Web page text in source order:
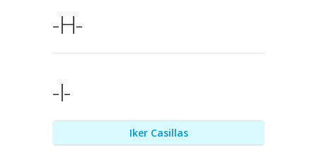
-H-
-I-
Iker Casillas